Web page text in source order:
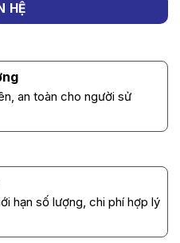
HỆ
an toàn cho người sử
hạn số lượng, chi phí hợp lý